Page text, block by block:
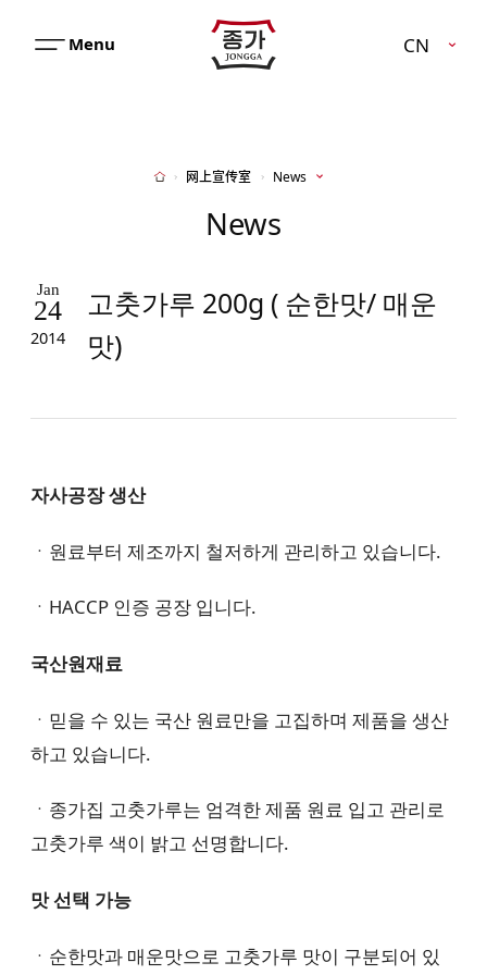
JJONGGA
메
CN
Home网上宣传室 News
News
Jan
24
2014
고춧가루 200g ( 순한맛/ 매운
맛)
자사공장 생산
ㆍ원료부터 제조까지 철저하게 관리하고 있습니다.
ㆍHACCP 인증 공장 입니다.
국산원재료
ㆍ믿을 수 있는 국산 원료만을 고집하며 제품을 생산
하고 있습니다.
ㆍ종가집 고춧가루는 엄격한 제품 원료 입고 관리로
고춧가루 색이 밝고 선명합니다.
맛 선택 가능
ㆍ순한맛과 매운맛으로 고춧가루 맛이 구분되어 있